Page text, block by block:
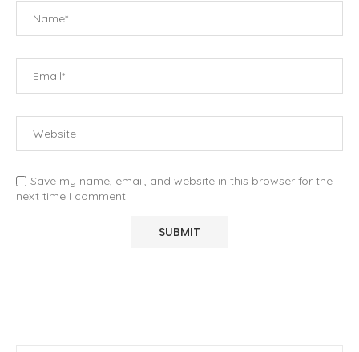
Save my name, email, and website in this browser for the
next time I comment.